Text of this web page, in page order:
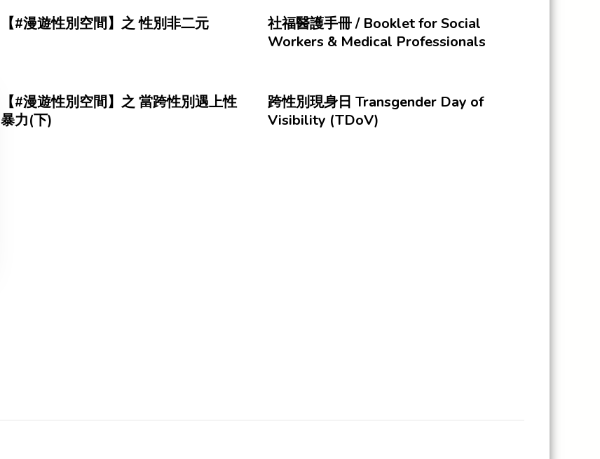
【#漫遊性別空間】之 性別非二元
社福醫護手冊 / Booklet for Social
Workers & Medical Professionals
【#漫遊性別空間】之 當跨性別遇上性
暴力(下)
跨性別現身日 Transgender Day of
Visibility (TDoV)